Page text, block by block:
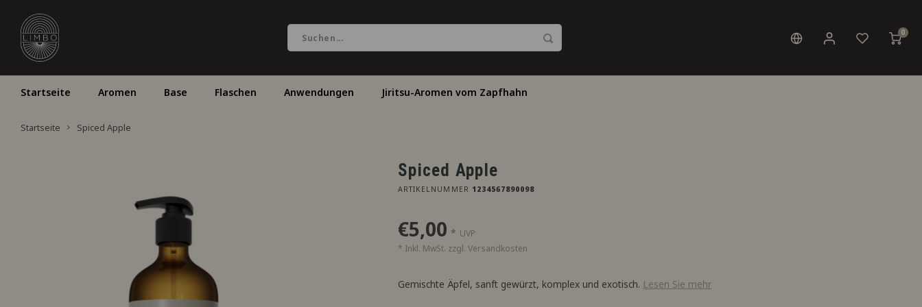
0
Startseite Aromen Base Flaschen Anwendungen Jiritsu-Aromen vom Zapfhahn
Startseite Spiced Apple
Spiced Apple
ARTIKELNUMMER 1234567890098
€5,00 * UVP
* Inkl. MwSt. zzgl. Versandkosten
Gemischte Äpfel, sanft gewürzt, komplex und exotisch. Lesen Sie mehr